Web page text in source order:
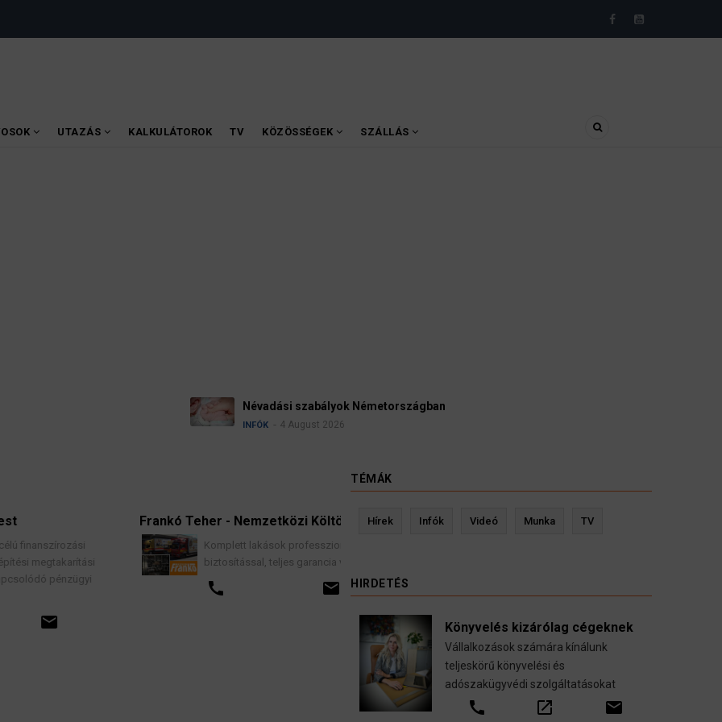
UTAZÁS KALKULÁTOROK TV KÖZÖSSÉGEK SZÁLLÁS
Ügyvédek, bírák és ügyészek szerint a német politikának mielőbb meg
kellene vizsgálnia egy pártbetiltási eljárás elindítását.
Frankó Teher - Nemzetközi Költöztetés
Komplett lakások professzionális költöztetése
biztosítással, teljes garancia vállalással.
email
Kevin Ressler biztosítási szakértő
TÉMÁK
Hírek Infók Videó Munka TV
HIRDETÉS
Könyvelés kizárólag cégeknek
Vállalkozások számára kínálunk
teljeskörű könyvelési és
adószakügyvédi szolgáltatásokat
call open_in_new email